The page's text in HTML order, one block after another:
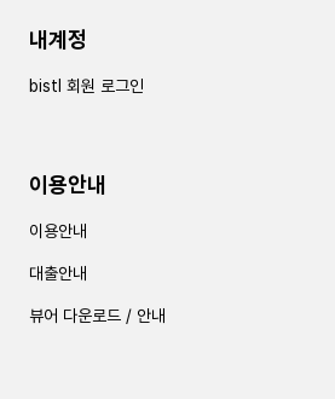
내계정
bistl 회원 로그인
이용안내
이용안내
대출안내
뷰어 다운로드 / 안내